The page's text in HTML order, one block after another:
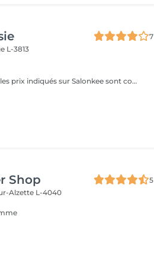
7
L-3813
Veuillez prendre note que les prix indiqués sur Salonkee sont communiqués à titre informatif et s'entendent de base. Ces derniers sont susceptibles de varier selon le diagnostic réalisé à votre arrivée au salon et l'expertise du professionnel à qui vous confiez votre beauté. Dans tous les cas, un devis précis vous sera proposé et toutes réalisations de prestations seront effectuées avec votre accord. Un grand merci d'avance pour votre compréhension. Au plaisir de vous recevoir très vite.
Shop
5
Alzette L-4040